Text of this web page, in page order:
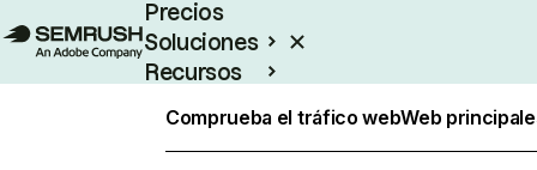
Precios
Soluciones
Recursos
Comprueba el tráfico webWeb